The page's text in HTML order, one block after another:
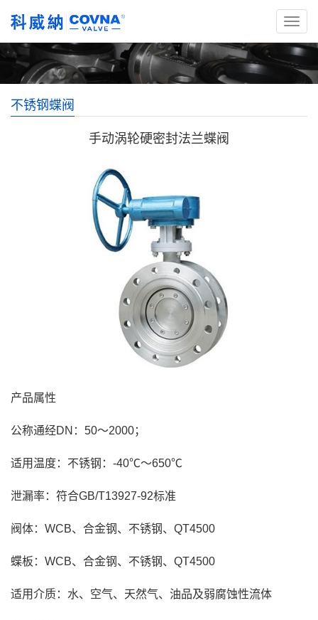
不锈钢蝶阀
手动涡轮硬密封法兰蝶阀
产品属性
公称通经DN：50～2000；
适用温度：不锈钢：-40℃～650℃
泄漏率：符合GB/T13927-92标准
阀体：WCB、合金钢、不锈钢、QT4500
蝶板：WCB、合金钢、不锈钢、QT4500
适用介质：水、空气、天然气、油品及弱腐蚀性流体